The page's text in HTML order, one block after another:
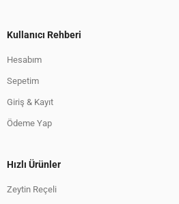
Kullanıcı Rehberi
Hesabım
Sepetim
Giriş & Kayıt
Ödeme Yap
Hızlı Ürünler
Zeytin Reçeli